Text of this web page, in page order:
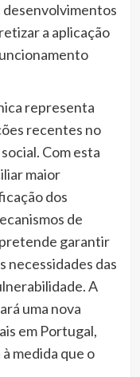
desenvolvimentos
a aplicação
representa
recentes no
Com esta
maior
dos
de
garantir
necessidades das
A
uma nova
em Portugal,
medida que o